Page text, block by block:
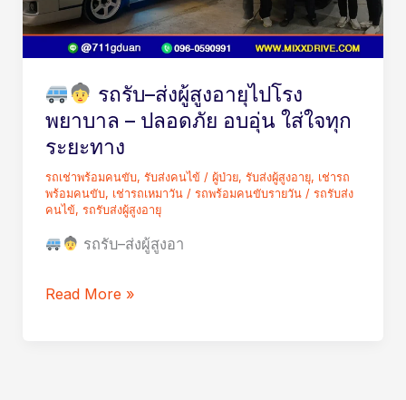
รถรับ–ส่งผู้สูงอายุไปโรง
พยาบาล – ปลอดภัย อบอุ่น ใส่ใจทุก
ระยะทาง
รถเช่าพร้อมคนขับ, รับส่งคนไข้ / ผู้ป่วย, รับส่งผู้สูงอายุ, เช่ารถ
พร้อมคนขับ, เช่ารถเหมาวัน / รถพร้อมคนขับรายวัน/ รถรับส่ง
คนไข้, รถรับส่งผู้สูงอายุ
รถรับ–ส่งผู้สูงอา
ผู้
ไป
โรง
พยาบาล
–
ปลอดภัย
อบอุ่น
ทุก
Read More »